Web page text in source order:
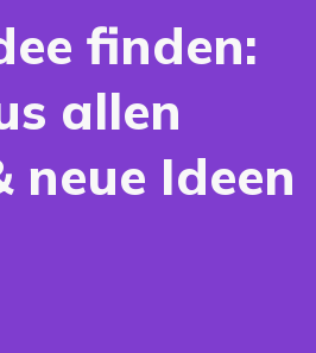
finden:
allen
neue Ideen